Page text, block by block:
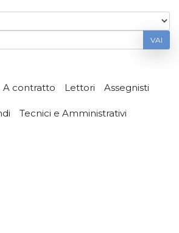
VAI
A contratto Lettori Assegnisti
Tecnici e Amministrativi